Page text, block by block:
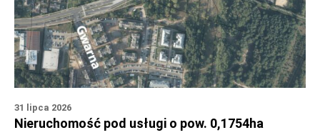
31 lipca 2026
Nieruchomość pod usługi o pow. 0,1754ha